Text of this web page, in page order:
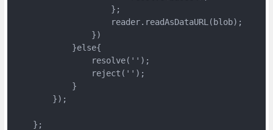
                    };
                    reader.readAsDataURL(blob);
                })
            }else{
                resolve('');
                reject('');
            }
        });
    };